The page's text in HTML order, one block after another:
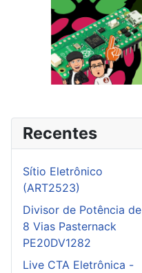
Recentes
Sítio Eletrônico
(ART2523)
Divisor de Potência de
8 Vias Pasternack
PE20DV1282
Live CTA Eletrônica -